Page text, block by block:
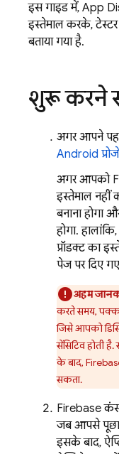
इस गाइड में, App
इस्तेमाल करके, टेस्टर
बताया गया है.
शुरू करने
अगर आपने
Android
अगर आपको
इस्तेमाल नहीं
बनाना होगा
होगा.
प्रॉडक्ट का
पेज पर दिए
अहम
करते समय,
जिसे आपको
सेंसिटिव होती
के बाद,
सकता.
Firebase
जब आपसे पूछा
इसके बाद,